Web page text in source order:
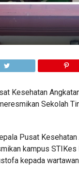
Kesehatan
Sekolah
Pusat
kampus STIKes
kepada